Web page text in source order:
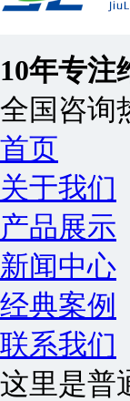
10年专注
全国咨询
首页
关于我们
产品展示
新闻中心
经典案例
联系我们
这里是普